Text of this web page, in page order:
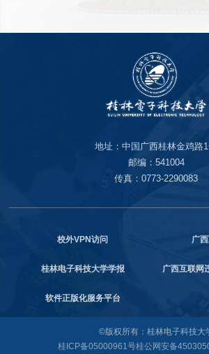
地址：中国广西桂林金鸡路
邮编：541004
传真：0773-2290083
校外VPN访问 广
桂林电子科技大学学报 广西互联网
软件正版化服务平台
©版权所有：桂林电子科技大
桂ICP备05000961号桂公网安备